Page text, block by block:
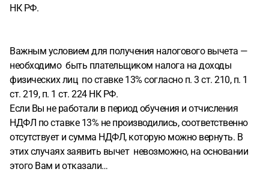
НК РФ.
Важным условием для получения налогового вычета —
необходимо быть плательщиком налога на доходы
физических лиц по ставке 13% согласно п. 3 ст. 210, п. 1
ст. 219, п. 1 ст. 224 НК РФ.
Если Вы не работали в период обучения и отчисления
НДФЛ по ставке 13% не производились, соответственно
отсутствует и сумма НДФЛ, которую можно вернуть. В
этих случаях заявить вычет невозможно, на основании
этого Вам и отказали…